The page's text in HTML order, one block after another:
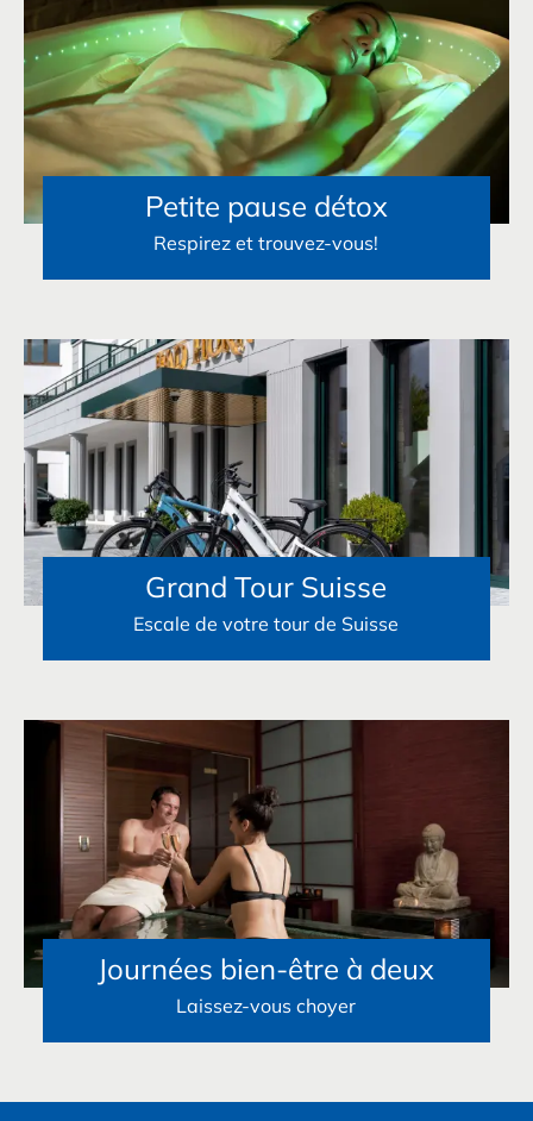
Petite pause détox
Respirez et trouvez-vous!
Grand Tour Suisse
Escale de votre tour de Suisse
Journées bien-être à deux
Laissez-vous choyer